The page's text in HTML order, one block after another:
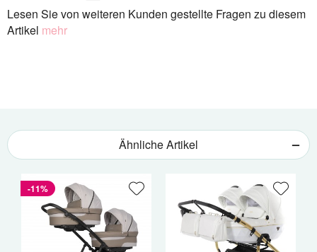
Lesen Sie von weiteren Kunden gestellte Fragen zu diesem
Artikel mehr
Ähnliche Artikel
-11%